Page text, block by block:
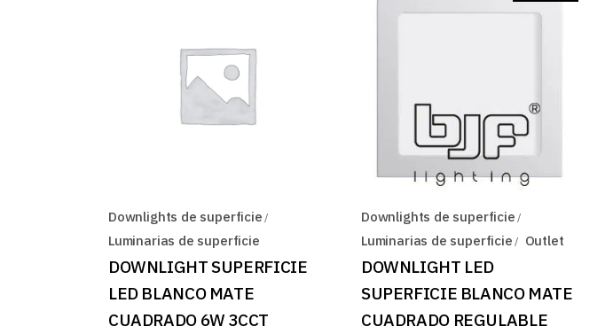
Downlights de superficie
Luminarias de superficie
DOWNLIGHT SUPERFICIE
LED BLANCO MATE
CUADRADO 6W 3CCT
Downlights de superficie
Luminarias de superficie
Outlet
DOWNLIGHT LED
SUPERFICIE BLANCO MATE
CUADRADO REGULABLE